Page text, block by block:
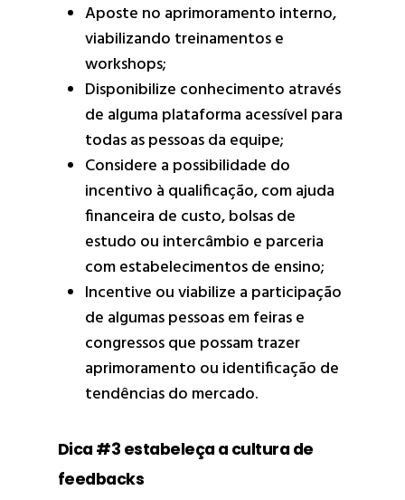
Aposte no aprimoramento interno,
viabilizando treinamentos e
workshops;
Disponibilize conhecimento através
de alguma plataforma acessível para
todas as pessoas da equipe;
Considere a possibilidade do
incentivo à qualificação, com ajuda
financeira de custo, bolsas de
estudo ou intercâmbio e parceria
com estabelecimentos de ensino;
Incentive ou viabilize a participação
de algumas pessoas em feiras e
congressos que possam trazer
aprimoramento ou identificação de
tendências do mercado.
Dica #3 estabeleça a cultura de
feedbacks